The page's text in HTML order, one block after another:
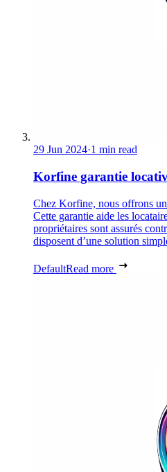
29 Jun 2024·1 min read
Korfine garantie
Chez Korfine, nous offrons
Cette garantie aide les
propriétaires sont assurés
disposent d’une solution
DefaultRead more